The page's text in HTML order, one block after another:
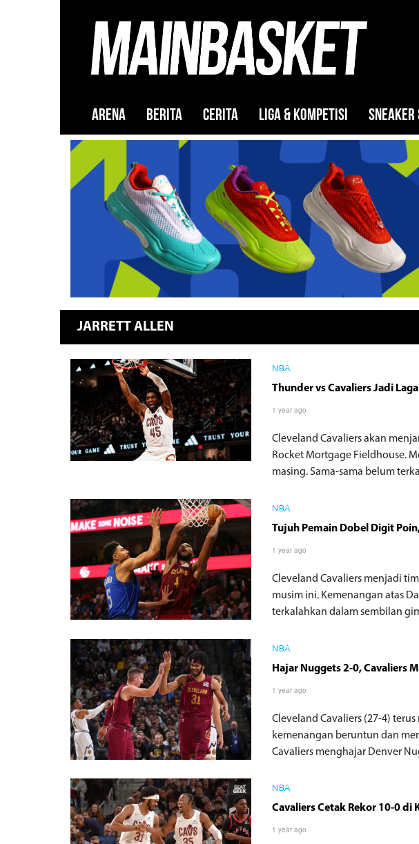
ARENA BERITA CERITA LIGA & KOMPETISI
JARRETT ALLEN
NBA
Thunder vs Cavaliers Jadi
1 year ago
Cleveland Cavaliers akan
Rocket Mortgage Fieldhouse.
masing. Sama-sama belum
NBA
Tujuh Pemain Dobel Digit
1 year ago
Cleveland Cavaliers menjadi
musim ini. Kemenangan atas
terkalahkan dalam sembilan
NBA
Hajar Nuggets 2-0, Cavaliers
1 year ago
Cleveland Cavaliers (27-4)
kemenangan beruntun dan
Cavaliers menghajar Denver
NBA
Cavaliers Cetak Rekor 10-0 di
1 year ago